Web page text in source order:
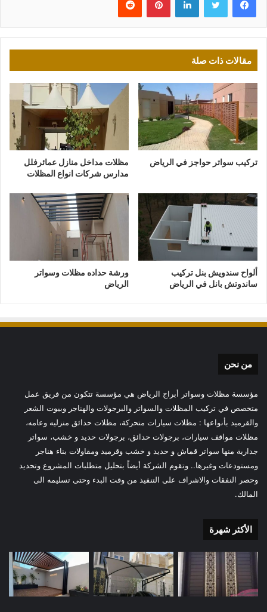
مقالات ذات صلة
تركيب سواتر حواجز في الرياض
مظلات مداخل منازل عمائرفلل
مدارس شركات انواع المظلات
ألواح سندويش بنل تركيب
ساندوتش بانل في الرياض
ورشة حداده مظلات وسواتر
الرياض
من نحن
مؤسسة مظلات وسواتر أبراج الرياض هي مؤسسة تتكون من فريق عمل
متخصص في تركيب المظلات والسواتر والبرجولات والهناجر وبيوت الشعر
والقرميد بأنواعها : مظلات سيارات متحركة، مظلات حدائق منزليه وعامه،
مظلات مواقف سيارات، برجولات حدائق، برجولات حديد و خشب، سواتر
جدارية منها سواتر قماش و حديد و خشب وقرميد ومقاولات بناء هناجر
ومستودعات وغيرها.. وتقوم الشركة أيضاً بتحليل متطلبات المشروع وتحديد
وحصر النفقات والاشراف على التنفيذ من وقت البدء وحتى تسليمه الى
المالك.
الأكثر شهرة